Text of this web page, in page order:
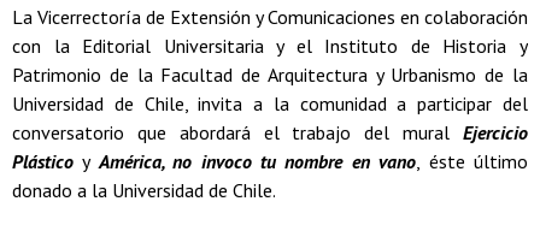
La Vicerrectoría de Extensión y Comunicaciones en colaboración
con la Editorial Universitaria y el Instituto de Historia y
Patrimonio de la Facultad de Arquitectura y Urbanismo de la
Universidad de Chile, invita a la comunidad a participar del
conversatorio que abordará el trabajo del mural Ejercicio
PlásticoyAmérica, no invoco tu nombre en vano, éste último
donado a la Universidad de Chile.